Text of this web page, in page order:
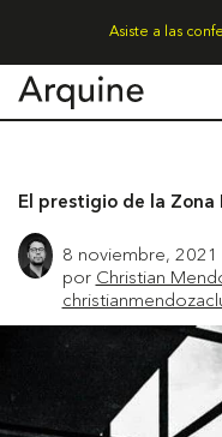
Asiste a las
El prestigio de la Zona
8 noviembre, 2021
por Christian